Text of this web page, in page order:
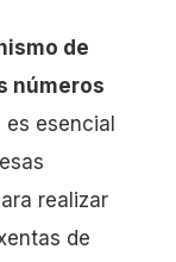
de
números
esencial
realizar
de